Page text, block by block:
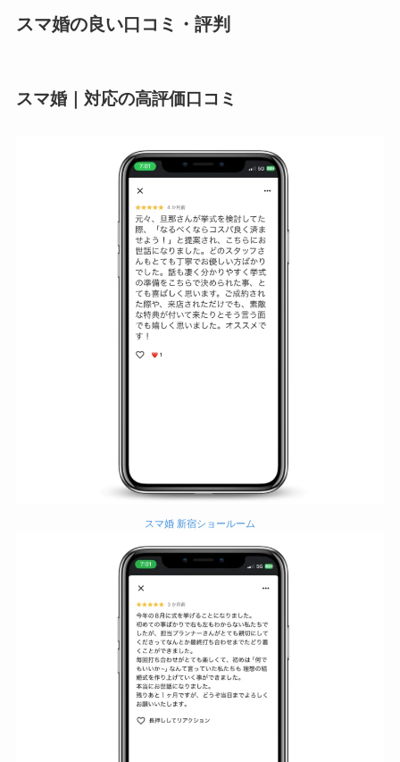
スマ婚の良い口コミ・評判
スマ婚｜対応の高評価口コミ
スマ婚 新宿ショールーム